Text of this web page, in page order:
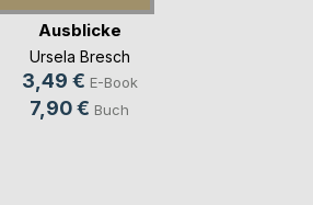
Ausblicke
Ursela Bresch
3,49 € E-Book
7,90 € Buch